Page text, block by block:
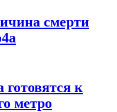
смерти
готовятся к
метро